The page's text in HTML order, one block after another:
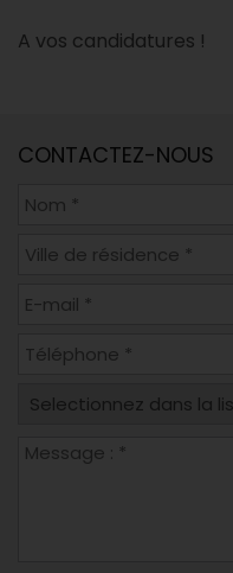
A vos candidatures !
CONTACTEZ-NOUS